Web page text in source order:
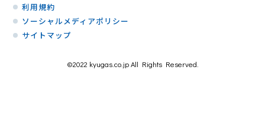
利用規約
ソーシャルメディアポリシー
サイトマップ
©2022 kyugas.co.jp All Rights Reserved.